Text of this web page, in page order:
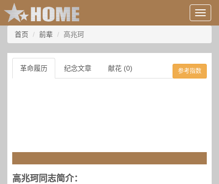
用
户
息/
登
录
等
首页 前辈 高兆珂
革命履历 纪念文章 献花 (0) 参考指数
高兆珂同志简介：